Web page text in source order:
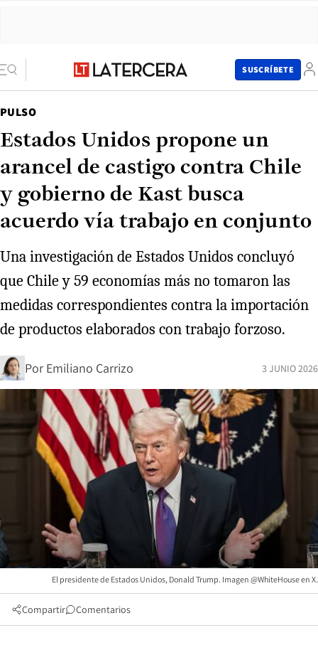
SUSCRÍBETE
PULSO
Estados Unidos propone un
arancel de castigo contra Chile
y gobierno de Kast busca
acuerdo vía trabajo en conjunto
Una investigación de Estados Unidos concluyó
que Chile y 59 economías más no tomaron las
medidas correspondientes contra la importación
de productos elaborados con trabajo forzoso.
Por Emiliano Carrizo 3 JUNIO 2026
El presidente de Estados Unidos, Donald Trump. Imagen @WhiteHouse en X.
Compartir Comentarios